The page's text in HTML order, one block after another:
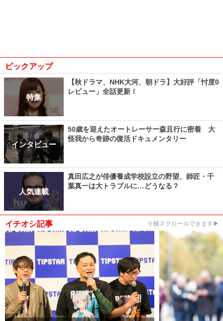
ピックアップ
特集
【秋ドラマ、NHK大河、朝ドラ】大好評「忖度0
レビュー」全話更新！
インタビュー
50歳を迎えたオートレーサー森且行に密着 大
怪我から奇跡の復活ドキュメンタリー
人気連載
真田広之が俳優養成学校設立の野望、師匠・千
葉真一は大トラブルに…どうなる？
イチオシ記事 ※横スクロールできます▶